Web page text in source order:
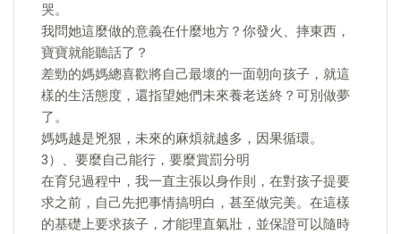
哭。
我問她這麼做的意義在什麼地方？你發火、摔東西，
寶寶就能聽話了？
差勁的媽媽總喜歡將自己最壞的一面朝向孩子，就這
樣的生活態度，還指望她們未來養老送終？可別做夢
了。
媽媽越是兇狠，未來的麻煩就越多，因果循環。
3）、要麼自己能行，要麼賞罰分明
在育兒過程中，我一直主張以身作則，在對孩子提要
求之前，自己先把事情搞明白，甚至做完美。在這樣
的基礎上要求孩子，才能理直氣壯，並保證可以隨時